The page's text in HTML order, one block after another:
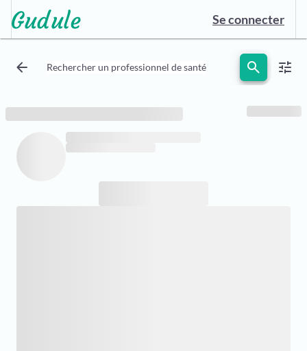
Se connecter
arrow_back Rechercher un professionnel de santé search tune